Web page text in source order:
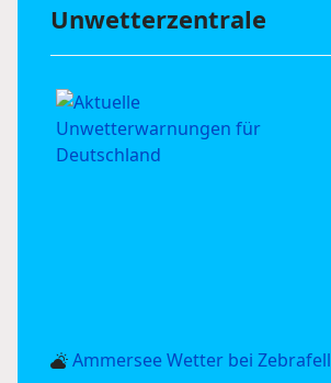
Unwetterzentrale
Ammersee Wetter bei Zebrafell